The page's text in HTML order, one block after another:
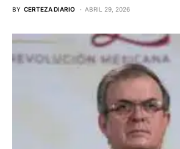
BY CERTEZA DIARIO ABRIL 29, 2026